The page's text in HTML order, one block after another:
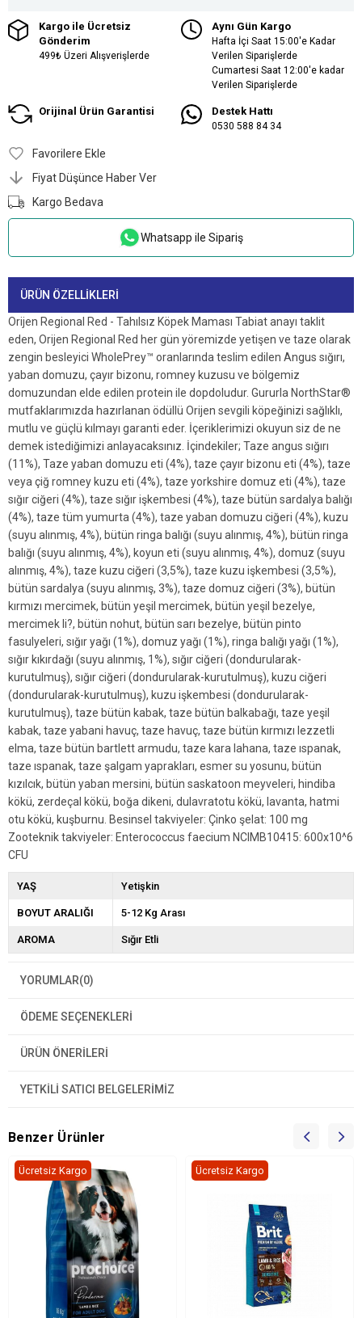
Kargo ile Ücretsiz
Gönderim
499₺ Üzeri Alışverişlerde
Aynı Gün Kargo
Hafta İçi Saat 15:00'e Kadar
Verilen Siparişlerde
Cumartesi Saat 12:00'e kadar
Verilen Siparişlerde
Orijinal Ürün Garantisi Destek Hattı
0530 588 84 34
Favorilere Ekle
Fiyat Düşünce Haber Ver
Kargo Bedava
Whatsapp ile Sipariş
ÜRÜN ÖZELLIKLERI
Orijen Regional Red - Tahılsız Köpek Maması Tabiat anayı taklit
eden, Orijen Regional Red her gün yöremizde yetişen ve taze olarak
zengin besleyici WholePrey™ oranlarında teslim edilen Angus sığırı,
yaban domuzu, çayır bizonu, romney kuzusu ve bölgemiz
domuzundan elde edilen protein ile dopdoludur. Gururla NorthStar®
mutfaklarımızda hazırlanan ödüllü Orijen sevgili köpeğinizi sağlıklı,
mutlu ve güçlü kılmayı garanti eder. İçeriklerimizi okuyun siz de ne
demek istediğimizi anlayacaksınız. İçindekiler; Taze angus sığırı
(11%), Taze yaban domuzu eti (4%), taze çayır bizonu eti (4%), taze
veya çiğ romney kuzu eti (4%), taze yorkshire domuz eti (4%), taze
sığır ciğeri (4%), taze sığır işkembesi (4%), taze bütün sardalya balığı
(4%), taze tüm yumurta (4%), taze yaban domuzu ciğeri (4%), kuzu
(suyu alınmış, 4%), bütün ringa balığı (suyu alınmış, 4%), bütün ringa
balığı (suyu alınmış, 4%), koyun eti (suyu alınmış, 4%), domuz (suyu
alınmış, 4%), taze kuzu ciğeri (3,5%), taze kuzu işkembesi (3,5%),
bütün sardalya (suyu alınmış, 3%), taze domuz ciğeri (3%), bütün
kırmızı mercimek, bütün yeşil mercimek, bütün yeşil bezelye,
mercimek li?, bütün nohut, bütün sarı bezelye, bütün pinto
fasulyeleri, sığır yağı (1%), domuz yağı (1%), ringa balığı yağı (1%),
sığır kıkırdağı (suyu alınmış, 1%), sığır ciğeri (dondurularak-
kurutulmuş), sığır ciğeri (dondurularak-kurutulmuş), kuzu ciğeri
(dondurularak-kurutulmuş), kuzu işkembesi (dondurularak-
kurutulmuş), taze bütün kabak, taze bütün balkabağı, taze yeşil
kabak, taze yabani havuç, taze havuç, taze bütün kırmızı lezzetli
elma, taze bütün bartlett armudu, taze kara lahana, taze ıspanak,
taze ıspanak, taze şalgam yaprakları, esmer su yosunu, bütün
kızılcık, bütün yaban mersini, bütün saskatoon meyveleri, hindiba
kökü, zerdeçal kökü, boğa dikeni, dulavratotu kökü, lavanta, hatmi
otu kökü, kuşburnu. Besinsel takviyeler: Çinko şelat: 100 mg
Zooteknik takviyeler: Enterococcus faecium NCIMB10415: 600x10^6
CFU
YAŞ Yetişkin
BOYUT ARALIĞI 5-12 Kg Arası
AROMA Sığır Etli
YORUMLAR(0)
ÖDEME SEÇENEKLERI
ÜRÜN ÖNERILERI
YETKİLİ SATICI BELGELERİMİZ
Benzer Ürünler
Ücretsiz Kargo Ücretsiz Kargo